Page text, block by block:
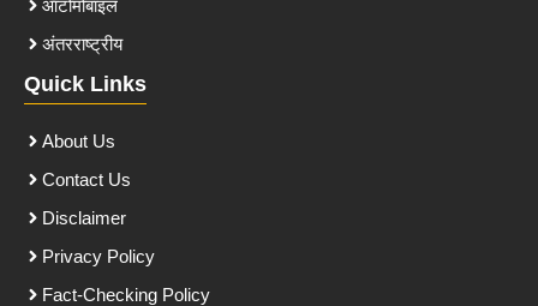
ऑटोमोबाइल
अंतरराष्ट्रीय
Quick Links
About Us
Contact Us
Disclaimer
Privacy Policy
Fact-Checking Policy